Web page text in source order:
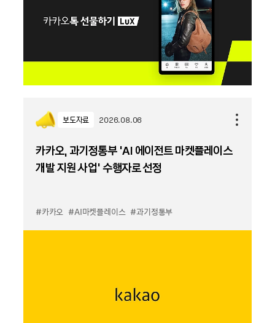
보도자료 2026.08.06
카카오, 과기정통부 ‘AI 에이전트 마켓플레이스
개발 지원 사업’ 수행자로 선정
#카카오 #AI마켓플레이스 #과기정통부